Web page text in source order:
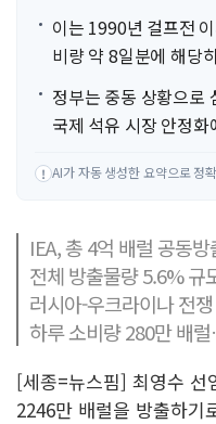
이는 1990년 걸프전
비량 약 8일분에 해당
정부는 중동 상황으로
국제 석유 시장 안정
! AI가 자동 생성한 요약으로 정
IEA, 총 4억 배럴 공동
전체 방출물량 5.6%
러시아-우크라이나 전
하루 소비량 280만 배
[세종=뉴스핌] 최영수 선
2246만 배럴을 방출하기